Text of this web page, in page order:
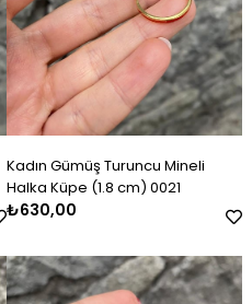
Kadın Gümüş Turuncu Mineli
Halka Küpe (1.8 cm) 0021
₺630,00